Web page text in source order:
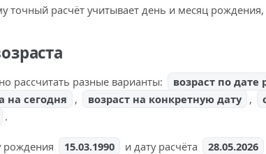
точный расчёт учитывает день и месяц рождения,
рассчитать разные варианты: возраст по
на сегодня , возраст на конкретную дату ,
.
рождения 15.03.1990 и дату расчёта 28.05.2026